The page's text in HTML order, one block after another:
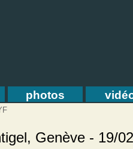
photos
Genève - 19/